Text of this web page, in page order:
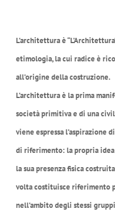
L’architettura è
etimologia, la cui radice è
all’origine della costruzione.
L’architettura è la prima
società primitiva e di una
viene espressa l’aspirazione
di riferimento: la propria idea
la sua presenza fisica
volta costituisce riferimento
nell’ambito degli stessi